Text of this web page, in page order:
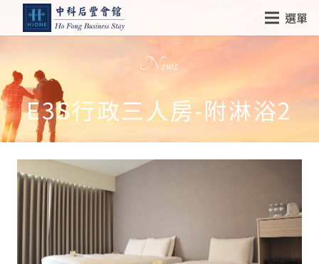
選單
News
E3S行政三人房-附淋浴2